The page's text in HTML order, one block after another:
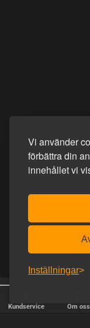
Vi använder
förbättra din
innehållet vi
Inställningar
Kundservice Om oss